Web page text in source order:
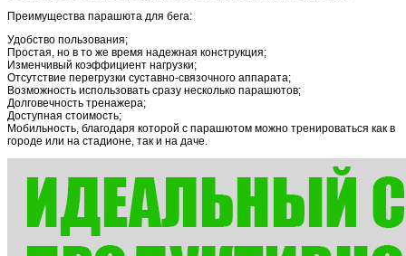
Преимущества парашюта для бега:
Удобство пользования;
Простая, но в то же время надежная конструкция;
Изменчивый коэффициент нагрузки;
Отсутствие перегрузки суставно-связочного аппарата;
Возможность использовать сразу несколько парашютов;
Долговечность тренажера;
Доступная стоимость;
Мобильность, благодаря которой с парашютом можно тренироваться как в
городе или на стадионе, так и на даче.